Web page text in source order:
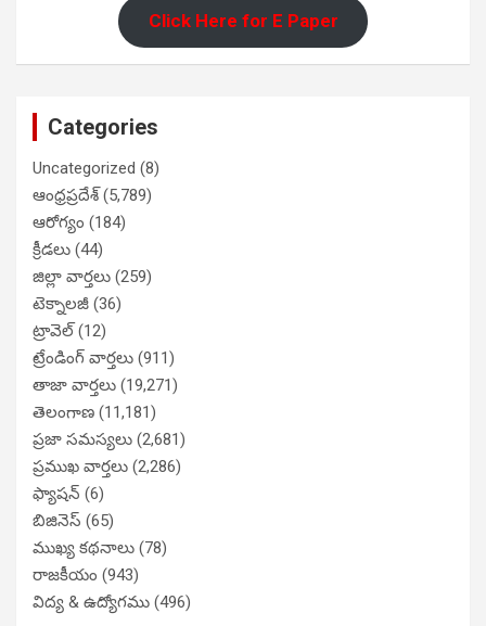
Click Here for E Paper
Categories
Uncategorized (8)
ఆంధ్రప్రదేశ్(5,789)
ఆరోగ్యం (184)
క్రీడలు (44)
జిల్లా వార్తలు (259)
టెక్నాలజీ (36)
ట్రావెల్(12)
ట్రేండింగ్ వార్తలు (911)
తాజా వార్తలు (19,271)
తెలంగాణ (11,181)
ప్రజా సమస్యలు (2,681)
ప్రముఖ వార్తలు (2,286)
ఫ్యాషన్ (6)
బిజినెస్ (65)
ముఖ్య కథనాలు (78)
రాజకీయం (943)
విద్య & ఉద్యోగము (496)